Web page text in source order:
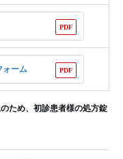
ォーム
ため、初診患者様の処方錠